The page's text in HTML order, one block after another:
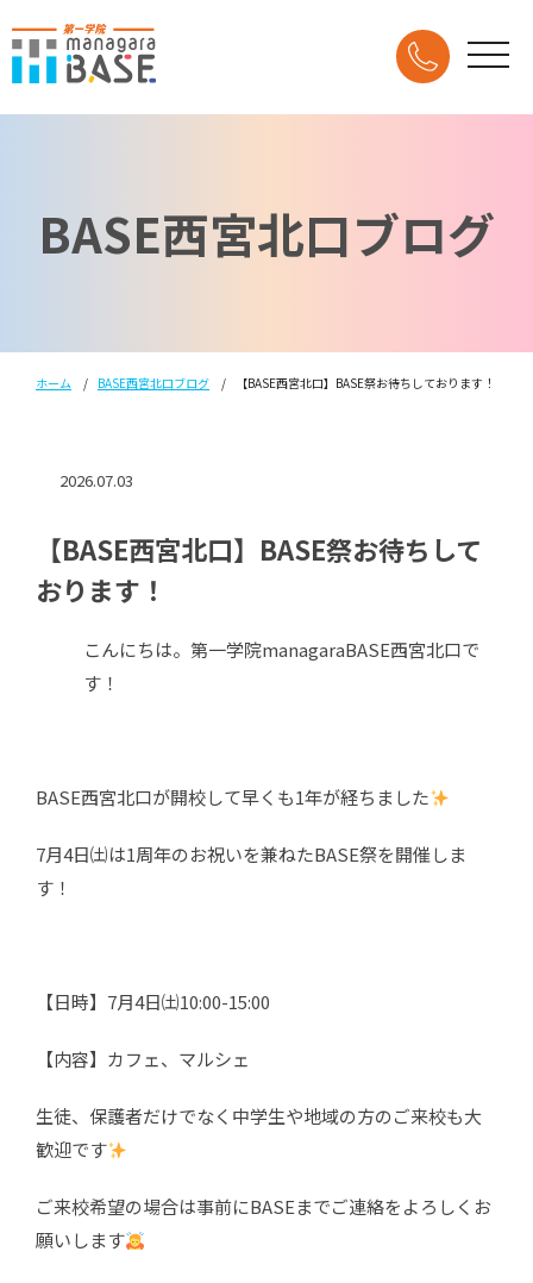
BASE西宮北口ブログ
ホーム BASE西宮北口ブログ 【BASE西宮北口】BASE祭お待ちしております！
2026.07.03
【BASE西宮北口】BASE祭お待ちして
おります！
こんにちは。第一学院managaraBASE西宮北口で
す！
BASE西宮北口が開校して早くも1年が経ちました
7月4日㈯は1周年のお祝いを兼ねたBASE祭を開催しま
す！
【日時】7月4日㈯10:00-15:00
【内容】カフェ、マルシェ
生徒、保護者だけでなく中学生や地域の方のご来校も大
歓迎です
ご来校希望の場合は事前にBASEまでご連絡をよろしくお
願いします